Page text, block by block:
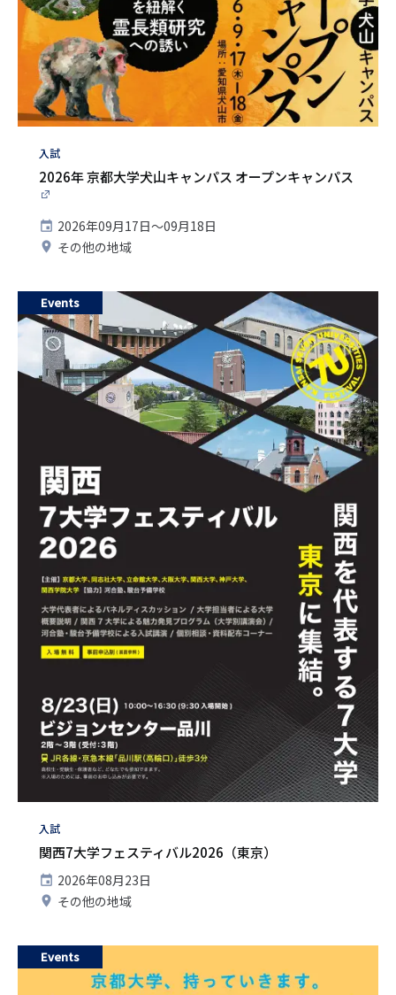
タ
グ
入試
2026年 京都大学犬山キャンパス オープンキャンパス
開
催
日
2026年09月17日〜09月18日
開 その他の地域
Events
タ
グ
入試
関西7大学フェスティバル2026（東京）
開
催
日
2026年08月23日
開 その他の地域
Events